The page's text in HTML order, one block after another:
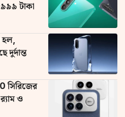
টাকা
সিরিজের
ও